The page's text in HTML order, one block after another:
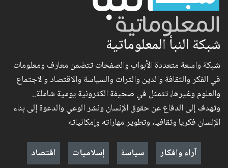
شبكة النبأ المعلوماتية
شبكة واسعة متعددة الأبواب والصفحات تتضمن معارف ومعلومات
في الفكر والثقافة والدين والتراث والسياسة والاقتصاد والاجتماع
والعلوم وغيرها، تتمثل في صحيفة الكترونية يومية شاملة..
وتهدف إلى الدفاع عن حقوق الإنسان ونشر الوعي والدعوة إلى بناء
الإنسان فكريا وثقافيا، وتطوير مهاراته وإمكانياته
آراء وافكار
سياسة إسلاميات
اقتصاد